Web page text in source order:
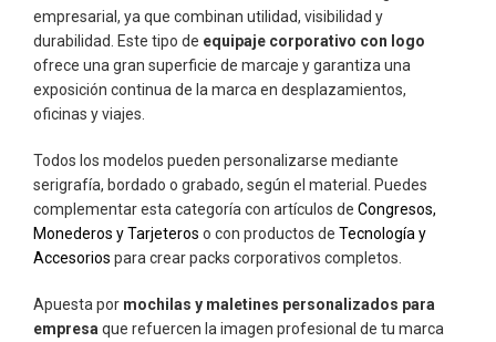
empresarial, ya que combinan utilidad, visibilidad y
durabilidad. Este tipo de equipaje corporativo con logo
ofrece una gran superficie de marcaje y garantiza una
exposición continua de la marca en desplazamientos,
oficinas y viajes.
Todos los modelos pueden personalizarse mediante
serigrafía, bordado o grabado, según el material. Puedes
complementar esta categoría con artículos de Congresos,
Monederos y Tarjeteros o con productos de Tecnología y
Accesorios para crear packs corporativos completos.
Apuesta por mochilas y maletines personalizados para
empresa que refuercen la imagen profesional de tu marca